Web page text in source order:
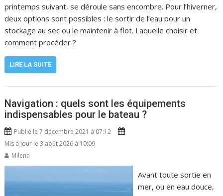
printemps suivant, se déroule sans encombre. Pour l’hiverner,
deux options sont possibles : le sortir de l’eau pour un
stockage au sec ou le maintenir à flot. Laquelle choisir et
comment procéder ?
LIRE LA SUITE
Navigation : quels sont les équipements
indispensables pour le bateau ?
Publié le 7 décembre 2021 à 07:12
Mis à jour le 3 août 2026 à 10:09
Milena
Avant toute sortie en
mer, ou en eau douce,